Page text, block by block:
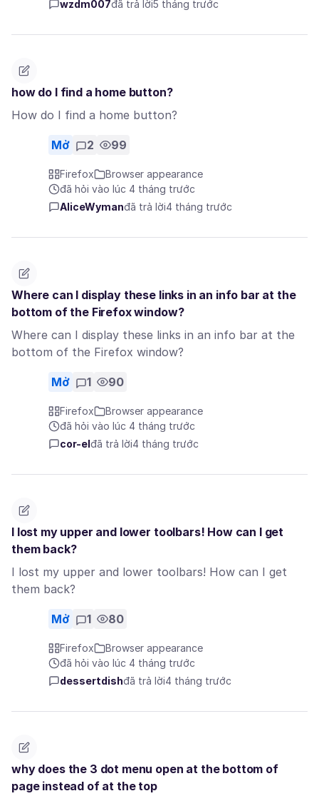
wzdm007đã trả lời5 tháng trước
how do I find a home button?
How do I find a home button?
Mở 2 99
Firefox
Browser appearance
đã hỏi vào lúc 4 tháng trước
AliceWymanđã trả lời4 tháng trước
Where can I display these links in an info bar at the
bottom of the Firefox window?
Where can I display these links in an info bar at the
bottom of the Firefox window?
Mở 1 90
Firefox
Browser appearance
đã hỏi vào lúc 4 tháng trước
cor-el đã trả lời4 tháng trước
I lost my upper and lower toolbars! How can I get
them back?
I lost my upper and lower toolbars! How can I get
them back?
Mở 1 80
Firefox
Browser appearance
đã hỏi vào lúc 4 tháng trước
dessertdishđã trả lời4 tháng trước
why does the 3 dot menu open at the bottom of
page instead of at the top